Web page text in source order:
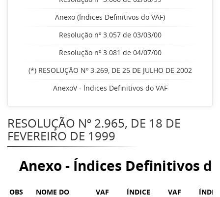
Anexo (Índices Definitivos do VAF)
Resolução nº 3.057 de 03/03/00
Resolução nº 3.081 de 04/07/00
(*) RESOLUÇÃO Nº 3.269, DE 25 DE JULHO DE 2002
AnexoV - Índices Definitivos do VAF
RESOLUÇÃO Nº 2.965, DE 18 DE
FEVEREIRO DE 1999
Anexo - Índices Definitivos
OBS
NOME DO
VAF
ÍNDICE
VAF